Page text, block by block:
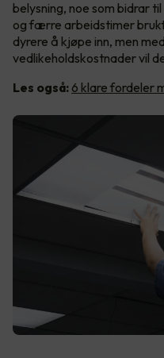
belysning, noe som bidrar
og færre arbeidstimer
dyrere å kjøpe inn, men
vedlikeholdskostnader vil
Les også: 6 klare fordeler